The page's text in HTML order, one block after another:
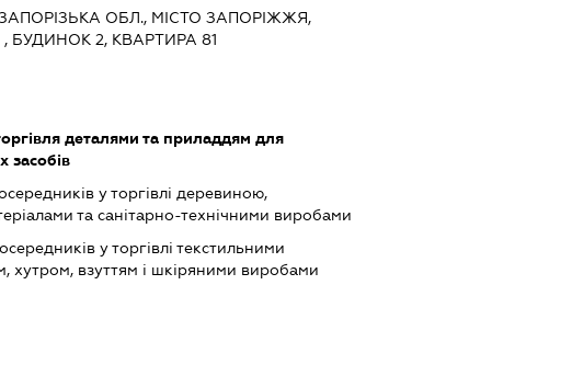
ЗАПОРІЗЬКА ОБЛ., МІСТО ЗАПОРІЖЖЯ,
БУДИНОК 2, КВАРТИРА 81
деталями та приладдям для
засобів
у торгівлі деревиною,
та санітарно-технічними виробами
у торгівлі текстильними
хутром, взуттям і шкіряними виробами